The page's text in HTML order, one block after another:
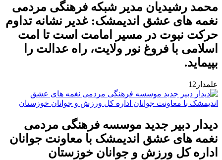
محمد رشیدیان مدیر شبکه فرهنگی مردمی
نغمه های عشق اندیمشک: غدیر نشانه تداوم
حرکت نبوت در مسیر امامت است تا امت
اسلامی با فروغ نور ولایت، راه عدالت را
بپیماید.
علمدار12
دیدار دبیر جدید موسسه فرهنگی مردمی
نغمه های عشق اندیمشک با معاونت جوانان
اداره کل ورزش و جوانان خوزستان